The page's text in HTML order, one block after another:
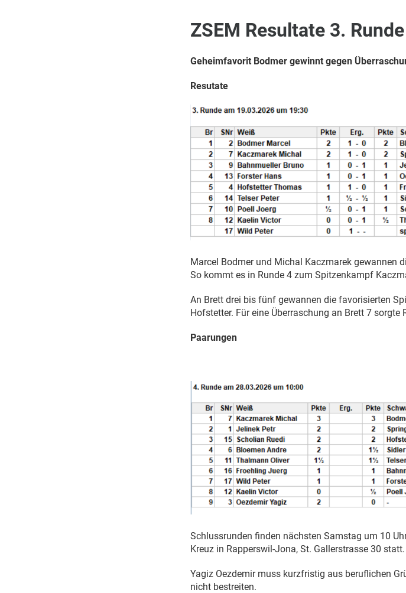
ZSEM Resultate 3. Runde
Geheimfavorit Bodmer gewinnt gegen
Resutate
Marcel Bodmer und Michal Kaczmarek gewannen
So kommt es in Runde 4 zum Spitzenkampf
An Brett drei bis fünf gewannen die favorisierten
Hofstetter. Für eine Überraschung an Brett 7 sorgte
Paarungen
Schlussrunden finden nächsten Samstag um 10
Kreuz in Rapperswil-Jona, St. Gallerstrasse 30 statt.
Yagiz Oezdemir muss kurzfristig aus beruflichen
nicht bestreiten.